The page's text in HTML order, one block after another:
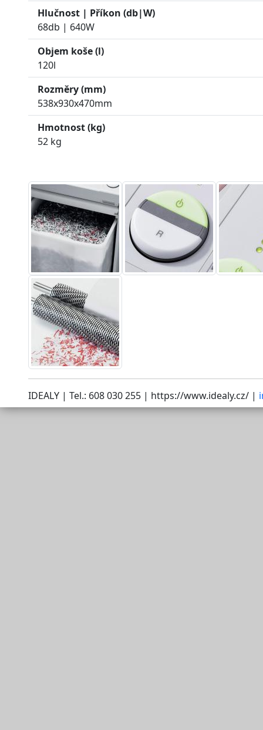
Hlučnost | Příkon (db|W)
68db | 640W
Objem koše (l)
120l
Rozměry (mm)
538x930x470mm
Hmotnost (kg)
52 kg
IDEALY | Tel.: 608 030 255 | https://www.idealy.cz/ |